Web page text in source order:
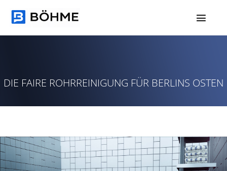
Inhalt
DIE FAIRE ROHRREINIGUNG FÜR BERLINS OSTEN